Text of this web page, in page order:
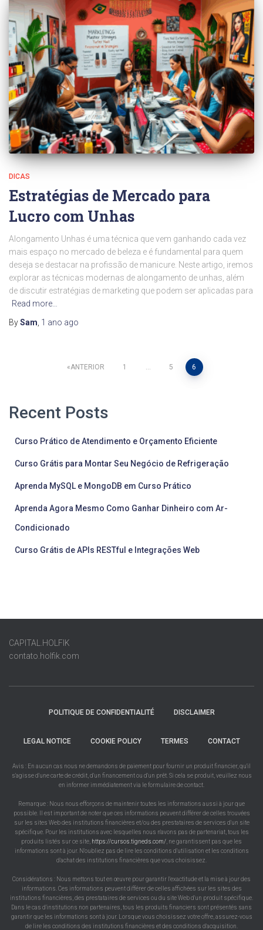
DICAS
Estratégias de Mercado para
Lucro com Unhas
Alongamento Unhas é uma técnica que vem ganhando cada vez
mais espaço no mercado de beleza e é fundamental para quem
deseja se destacar na profissão de manicure. Neste artigo, iremos
explorar as técnicas modernas de alongamento de unhas, além
de discutir estratégias de marketing que podem ser aplicadas para
Read more…
BySam 1 ano ago
Paginação
posts
ANTERIOR 1 … 5 6
Recent Posts
Curso Prático de Atendimento e Orçamento Eficiente
Curso Grátis para Montar Seu Negócio de Refrigeração
Aprenda MySQL e MongoDB em Curso Prático
Aprenda Agora Mesmo Como Ganhar Dinheiro com Ar-
Condicionado
Curso Grátis de APIs RESTful e Integrações Web
CAPITAL.HOLFIK
contato.holfik.com
POLITIQUE DE CONFIDENTIALITÉ DISCLAIMER
LEGAL NOTICE COOKIE POLICY TERMES CONTACT
Avis : En aucun cas nous ne demandons de paiement pour fournir un produit financier, qu'il
s'agisse d'une carte de crédit, d'un financement ou d'un prêt. Si cela se produit, veuillez nous
en informer immédiatement via le formulaire de contact.
Remarque : Nous nous efforçons de maintenir toutes les informations aussi à jour que
possible. Il est important de noter que ces informations peuvent différer de celles trouvées
sur les sites Web des institutions financières et/ou des prestataires de services d'un site
spécifique. Pour les institutions avec lesquelles nous n'avons pas de partenariat, tous les
produits listés sur ce site, https://cursos.tigneds.com/ , ne garantissent pas que les
informations sont à jour. N'oubliez pas de lire les conditions d'utilisation et les conditions
d'achat des institutions financières que vous choisissez.
Considérations : Nous mettons tout en œuvre pour garantir l'exactitude et la mise à jour des
informations. Ces informations peuvent différer de celles affichées sur les sites des
institutions financières, des prestataires de services ou du site Web d'un produit spécifique.
Dans le cas d'institutions non partenaires, tous les produits financiers sont présentés sans
garantir que les informations sont à jour. Lorsque vous choisissez votre offre, assurez-vous
de lire les conditions des institutions financières et des conditions d'acquisition.